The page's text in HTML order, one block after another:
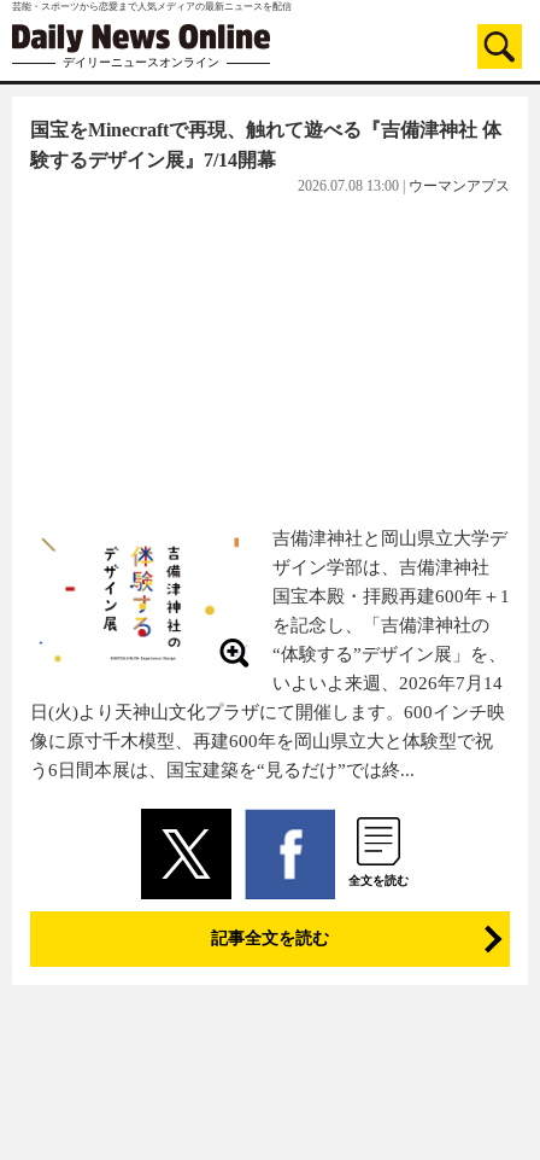
芸能・スポーツから恋愛まで人気メディアの最新ニュースを配信
デイリーニュースオンライン
国宝をMinecraftで再現、触れて遊べる『吉備津神社 体
験するデザイン展』7/14開幕
2026.07.08 13:00 ウーマンアプス
吉備津神社と岡山県立大学デ
ザイン学部は、吉備津神社
国宝本殿・拝殿再建600年＋1
を記念し、「吉備津神社の
“体験する”デザイン展」を、
いよいよ来週、2026年7月14
日(火)より天神山文化プラザにて開催します。600インチ映
像に原寸千木模型、再建600年を岡山県立大と体験型で祝
う6日間本展は、国宝建築を“見るだけ”では終...
全文を読む
記事全文を読む